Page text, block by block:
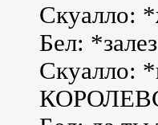
Скуалло:
Бел: